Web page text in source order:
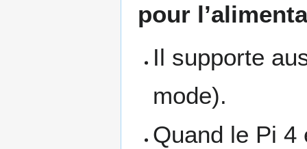
pour
Il supporte
mode).
Quand le Pi 4